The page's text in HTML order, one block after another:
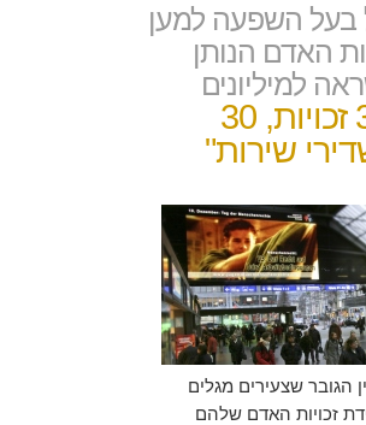
בעל השפעה למען
האדם הנותן
למיליונים
"30 זכויות, 30
שירות"
הגובר שצעירים מגלים
זכויות האדם שלהם